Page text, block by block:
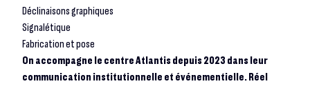
Déclinaisons graphiques
Signalétique
Fabrication et pose
On accompagne le centre Atlantis depuis 2023 dans leur
communication institutionnelle et événementielle. Réel